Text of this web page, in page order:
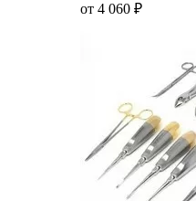
от 4 060 ₽